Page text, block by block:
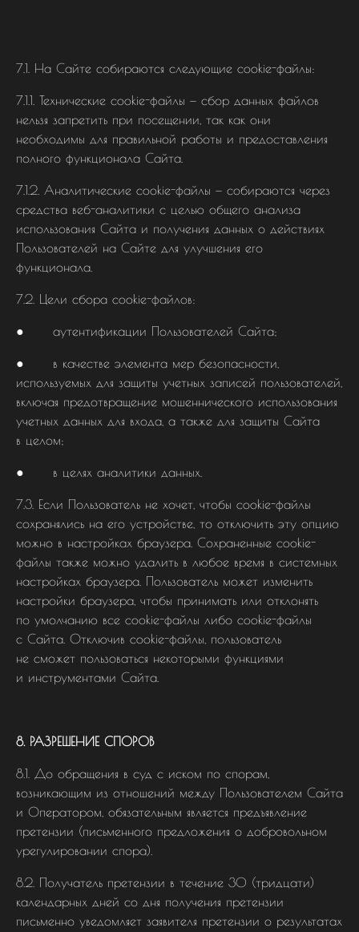
7.1. На Сайте собираются следующие cookie-файлы:
7.1.1. Технические сookie-файлы — сбор данных файлов
нельзя запретить при посещении, так как они
необходимы для правильной работы и предоставления
полного функционала Сайта.
7.1.2. Аналитические cookie-файлы — собираются через
средства веб-аналитики с целью общего анализа
использования Сайта и получения данных о действиях
Пользователей на Сайте для улучшения его
функционала.
7.2. Цели сбора cookie-файлов:
● аутентификации Пользователей Сайта;
● в качестве элемента мер безопасности,
используемых для защиты учетных записей пользователей,
включая предотвращение мошеннического использования
учетных данных для входа, а также для защиты Сайта
в целом;
● в целях аналитики данных.
7.3. Если Пользователь не хочет, чтобы cookie-файлы
сохранялись на его устройстве, то отключить эту опцию
можно в настройках браузера. Сохраненные cookie-
файлы также можно удалить в любое время в системных
настройках браузера. Пользователь может изменить
настройки браузера, чтобы принимать или отклонять
по умолчанию все cookie-файлы либо cookie-файлы
с Сайта. Отключив cookie-файлы, пользователь
не сможет пользоваться некоторыми функциями
и инструментами Сайта.
8. РАЗРЕШЕНИЕ СПОРОВ
8.1. До обращения в суд с иском по спорам,
возникающим из отношений между Пользователем Сайта
и Оператором, обязательным является предъявление
претензии (письменного предложения о добровольном
урегулировании спора).
8.2. Получатель претензии в течение 30 (тридцати)
календарных дней со дня получения претензии
письменно уведомляет заявителя претензии о результатах